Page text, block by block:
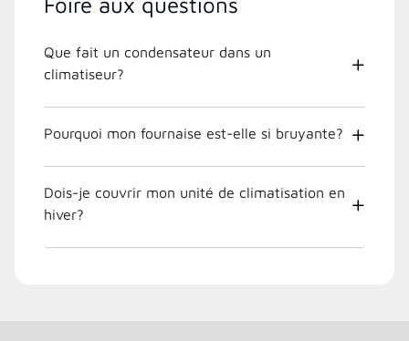
Que fait un condensateur dans un
climatiseur?
Pourquoi mon fournaise est-elle si bruyante?
Dois-je couvrir mon unité de climatisation en
hiver?